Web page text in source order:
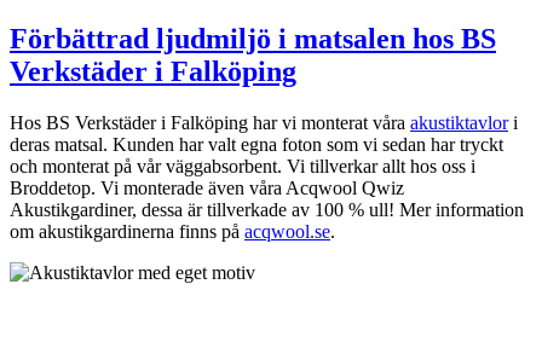
Förbättrad ljudmiljö i matsalen hos BS
Verkstäder i Falköping
Hos BS Verkstäder i Falköping har vi monterat våra akustiktavlori
deras matsal. Kunden har valt egna foton som vi sedan har tryckt
och monterat på vår väggabsorbent. Vi tillverkar allt hos oss i
Broddetop. Vi monterade även våra Acqwool Qwiz
Akustikgardiner, dessa är tillverkade av 100 % ull! Mer information
om akustikgardinerna finns på acqwool.se.